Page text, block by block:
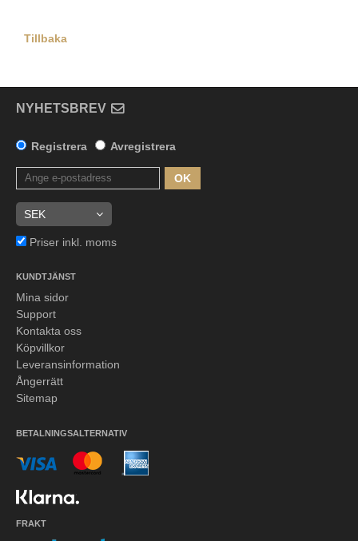
Tillbaka
NYHETSBREV
Registrera Avregistrera
OK
Priser inkl. moms
KUNDTJÄNST
Mina sidor
Support
Kontakta oss
Köpvillkor
Leveransinformation
Ångerrätt
Sitemap
BETALNINGSALTERNATIV
FRAKT